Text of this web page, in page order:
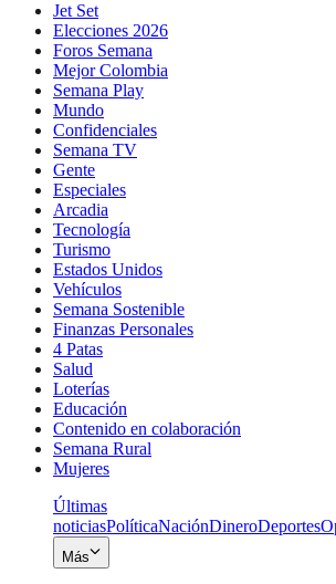
Jet Set
Elecciones 2026
Foros Semana
Mejor Colombia
Semana Play
Mundo
Confidenciales
Semana TV
Gente
Especiales
Arcadia
Tecnología
Turismo
Estados Unidos
Vehículos
Semana Sostenible
Finanzas Personales
4 Patas
Salud
Loterías
Educación
Contenido en colaboración
Semana Rural
Mujeres
Últimas
noticiasPolíticaNaciónDineroDeportes
Más